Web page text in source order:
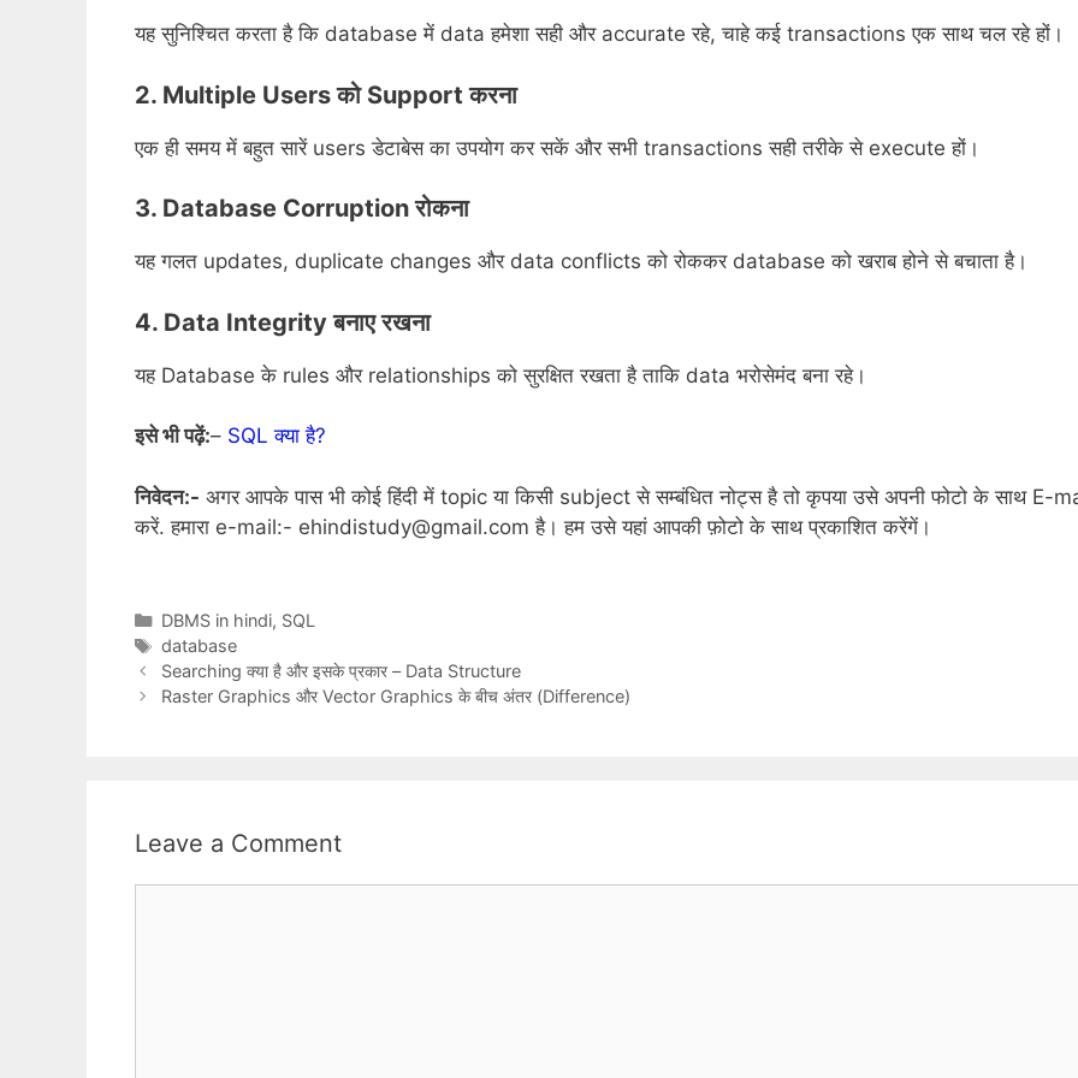
यह सुनिश्चित करता है कि database में data हमेशा सही और accurate रहे, चाहे कई transactions एक साथ चल रहे हों।
2. Multiple Users को Support करना
एक ही समय में बहुत सारें users डेटाबेस का उपयोग कर सकें और सभी transactions सही तरीके से execute हों।
3. Database Corruption रोकना
यह गलत updates, duplicate changes और data conflicts को रोककर database को खराब होने से बचाता है।
4. Data Integrity बनाए रखना
यह Database के rules और relationships को सुरक्षित रखता है ताकि data भरोसेमंद बना रहे।
इसे भी पढ़ें:– SQL क्या है?
निवेदन:- अगर आपके पास भी कोई हिंदी में topic या किसी subject से सम्बंधित नोट्स है तो कृपया उसे अपनी फोटो के साथ E-
करें. हमारा e-mail:- ehindistudy@gmail.com है। हम उसे यहां आपकी फ़ोटो के साथ प्रकाशित करेंगें।
Categories
DBMS in hindi, SQL
Tags
database
Searching क्या है और इसके प्रकार – Data Structure
Raster Graphics और Vector Graphics के बीच अंतर (Difference)
Leave a Comment